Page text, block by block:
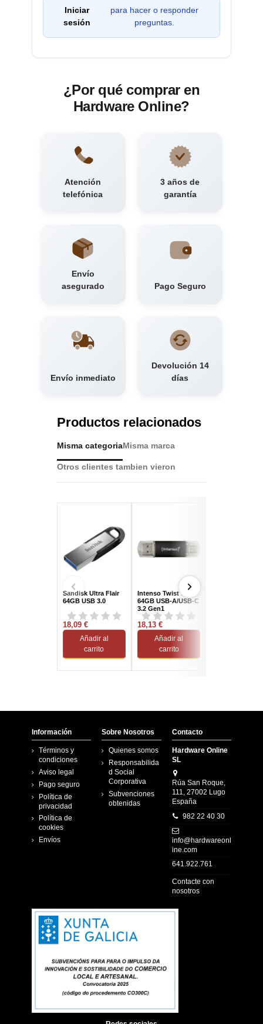
Iniciar
sesión
para hacer o responder
preguntas.
¿Por qué comprar en
Hardware Online?
Atención
telefónica
3 años de
garantía
Envío
asegurado
Pago Seguro
Envío inmediato
Devolución 14
días
Productos relacionados
Misma categoriaMisma marca
Otros clientes tambien vieron
Sandisk Ultra Flair
64GB USB 3.0
18,09 €
Añadir al
carrito
Intenso Twist Line
64GB USB-A/USB-C
3.2 Gen1
18,13 €
Añadir al
carrito
Información
Términos y
condiciones
Aviso legal
Pago seguro
Política de
privacidad
Política de
cookies
Envíos
Sobre Nosotros
Quienes somos
Responsabilida
d Social
Corporativa
Subvenciones
obtenidas
Contacto
Hardware Online
SL
Rúa San Roque,
111, 27002 Lugo
España
982 22 40 30
info@hardwareonl
ine.com
641.922.761
Contacte con
nosotros